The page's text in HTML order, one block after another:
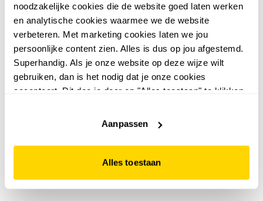
noodzakelijke cookies die de website goed laten werken
en analytische cookies waarmee we de website
verbeteren. Met marketing cookies laten we jou
persoonlijke content zien. Alles is dus op jou afgestemd.
Superhandig. Als je onze website op deze wijze wilt
gebruiken, dan is het nodig dat je onze cookies
accepteert. Dit doe je door op "Alles toestaan" te klikken.
website niet optimaal functioneert.
Aanpassen
Alles toestaan